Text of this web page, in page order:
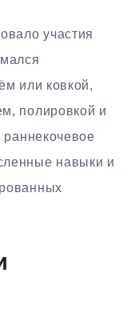
участия
или ковкой,
полировкой и
раннекочевое
навыки и